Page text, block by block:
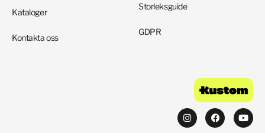
Kataloger
Kontakta oss
Storleksguide
GDPR